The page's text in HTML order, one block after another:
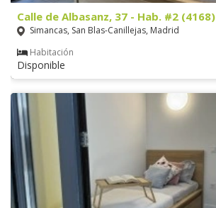
Calle de Albasanz, 37 - Hab. #2 (4168)
Simancas, San Blas-Canillejas, Madrid
Habitación
Disponible